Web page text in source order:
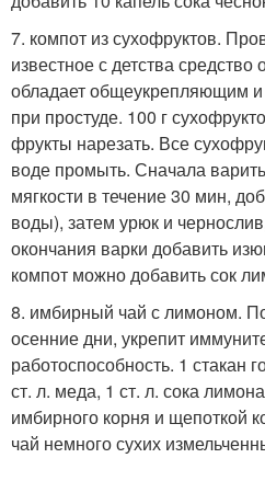
7. компот из сухофруктов.
известное с детства средство
обладает общеукрепляющим
при простуде. 100 г
фрукты нарезать. Все
воде промыть. Сначала
мягкости в течение 30 мин,
воды), затем урюк и
окончания варки добавить
компот можно добавить сок
8. имбирный чай с лимоном.
осенние дни, укрепит
работоспособность. 1 стакан
ст. л. меда, 1 ст. л. сока
имбирного корня и щепоткой
чай немного сухих